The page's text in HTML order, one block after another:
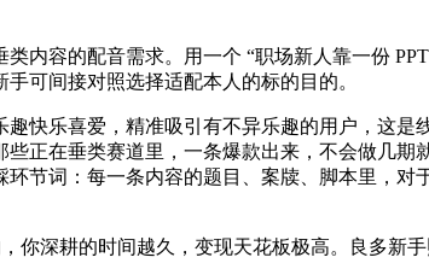
容的配音需求。用一个 “职场新人靠一份 PPT
可间接对照选择适配本人的标的目的。
乐喜爱，精准吸引有不异乐趣的用户，这是
正在垂类赛道里，一条爆款出来，不会做几期
节词：每一条内容的题目、案牍、脚本里，对
深耕的时间越久，变现天花板极高。良多新